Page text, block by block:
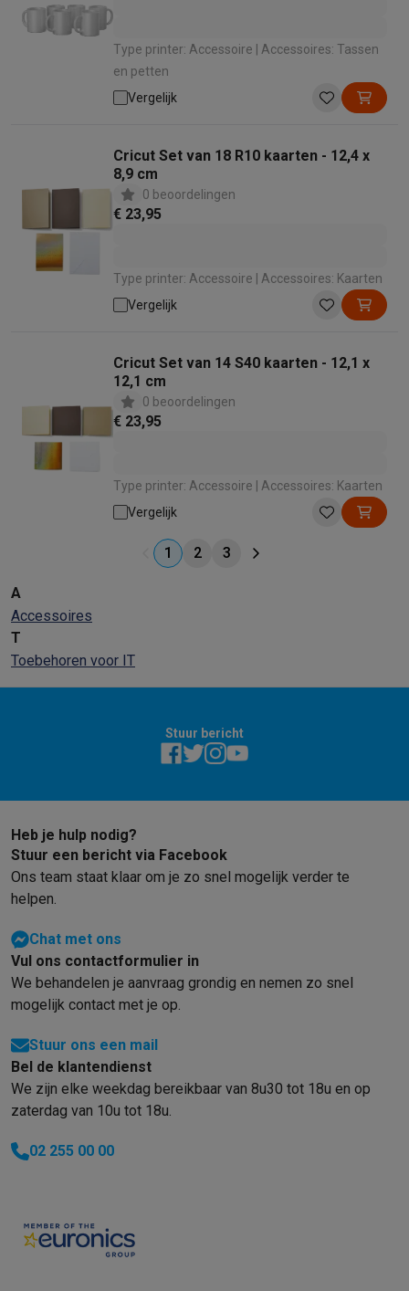
Type printer: Accessoire | Accessoires: Tassen
en petten
Vergelijk
Cricut Set van 18 R10 kaarten - 12,4 x
8,9 cm
0 beoordelingen
€ 23,95
Type printer: Accessoire | Accessoires: Kaarten
Vergelijk
Cricut Set van 14 S40 kaarten - 12,1 x
12,1 cm
0 beoordelingen
€ 23,95
Type printer: Accessoire | Accessoires: Kaarten
Vergelijk
1 2 3
A
Accessoires
T
Toebehoren voor IT
Stuur bericht
Heb je hulp nodig?
Stuur een bericht via Facebook
Ons team staat klaar om je zo snel mogelijk verder te
helpen.
Chat met ons
Vul ons contactformulier in
We behandelen je aanvraag grondig en nemen zo snel
mogelijk contact met je op.
Stuur ons een mail
Bel de klantendienst
We zijn elke weekdag bereikbaar van 8u30 tot 18u en op
zaterdag van 10u tot 18u.
02 255 00 00